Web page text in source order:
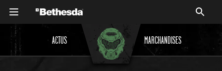
ACTUS MARCHANDISES